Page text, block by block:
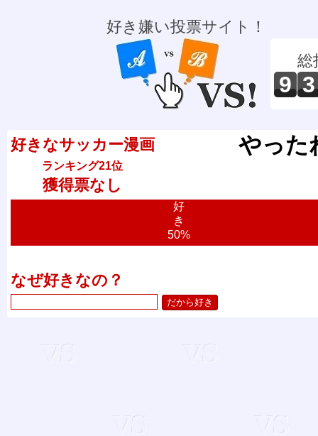
好き嫌い投票サイト！
総
9 3
好きなサッカー漫画
ランキング21位
獲得票なし
やった
好
き
50%
なぜ好きなの？